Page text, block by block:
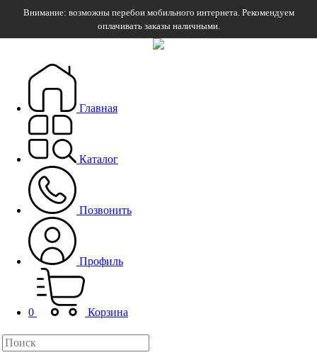
Внимание: возможны перебои мобильного интернета. Рекомендуем
оплачивать заказы наличными.
Главная
Каталог
Позвонить
Профиль
0 Корзина